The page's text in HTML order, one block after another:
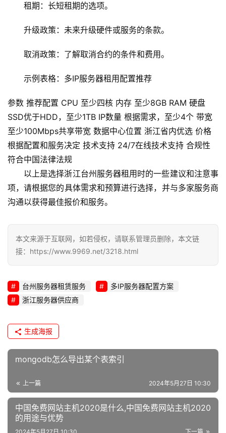
租期：长短租期的选项。
升级政策：未来升级硬件或服务的条款。
取消政策：了解取消合约的条件和费用。
示例表格：多IP服务器租用配置推荐
参数 推荐配置 CPU 至少四核 内存 至少8GB RAM 硬盘
SSD优于HDD，至少1TB IP数量 根据需求，至少4个 带宽
至少100Mbps共享带宽 数据中心位置 浙江省内优选 价格
根据配置和服务决定 技术支持 24/7在线技术支持 合规性
符合中国法律法规
以上是选择浙江台州服务器租用时的一些建议和注意事
项，请根据您的具体需求和预算进行选择，并与多家服务商
沟通以获得最佳报价和服务。
本文来源于互联网，如若侵权，请联系管理员删除，本文链
接：https://www.9969.net/3218.html
台州服务器租赁服务
多IP服务器配置方案
浙江服务器供应商
生成海报
mongodb怎么导出某个表索引
上一篇 2024年5月27日 10:30
中国免费网站主机2020是什么,中国免费网站主机2020
的用途与优势